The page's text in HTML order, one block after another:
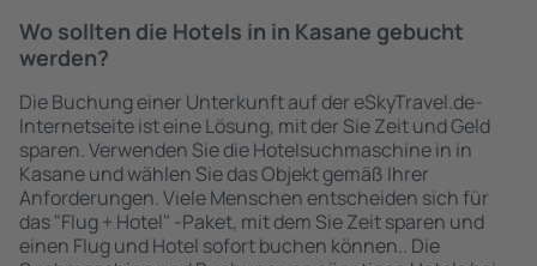
Wo sollten die Hotels in in Kasane gebucht
werden?
Die Buchung einer Unterkunft auf der eSkyTravel.de-
Internetseite ist eine Lösung, mit der Sie Zeit und Geld
sparen. Verwenden Sie die Hotelsuchmaschine in in
Kasane und wählen Sie das Objekt gemäß Ihrer
Anforderungen. Viele Menschen entscheiden sich für
das "Flug + Hotel" -Paket, mit dem Sie Zeit sparen und
einen Flug und Hotel sofort buchen können.. Die